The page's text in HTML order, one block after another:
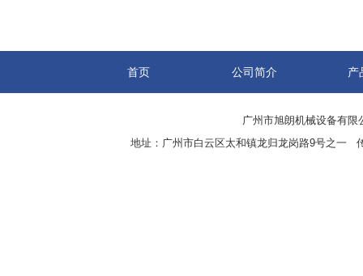
首页 公司简介 产
广州市旭朗机械设备有限
地址：广州市白云区太和镇龙归龙岗路9号之一